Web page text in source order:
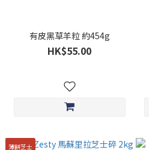
有皮黑草羊粒 約454g
HK$55.00
薄餅芝士